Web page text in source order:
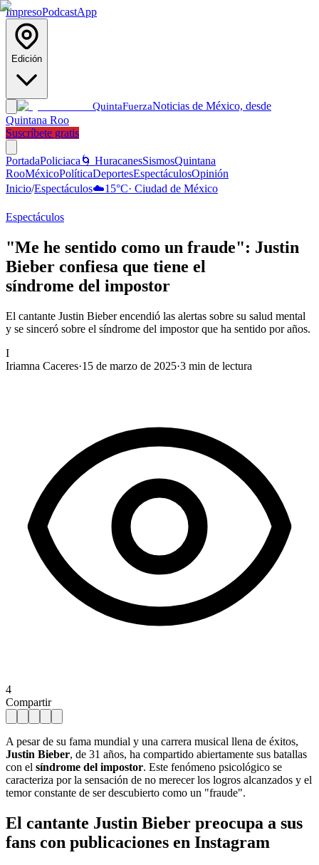
ImpresoPodcastApp
Edición
QuintaFuerzaNoticias de México, desde
Quintana Roo
Suscríbete gratis
PortadaPoliciaca 🌀 HuracanesSismosQuintana
RooMéxicoPolíticaDeportesEspectáculosOpinión
Inicio/Espectáculos☁️15°C· Ciudad de México
Espectáculos
"Me he sentido como un fraude": Justin
Bieber confiesa que tiene el
síndrome del impostor
El cantante Justin Bieber encendió las alertas sobre su salud mental
y se sinceró sobre el síndrome del impostor que ha sentido por años.
I
Iriamna Caceres·15 de marzo de 2025·3 min de lectura
4
Compartir
A pesar de su fama mundial y una carrera musical llena de éxitos,
Justin Bieber, de 31 años, ha compartido abiertamente sus batallas
con el síndrome del impostor. Este fenómeno psicológico se
caracteriza por la sensación de no merecer los logros alcanzados y el
temor constante de ser descubierto como un "fraude".
El cantante Justin Bieber preocupa a sus
fans con publicaciones en Instagram